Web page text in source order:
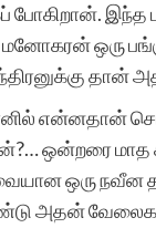
போகிறான். இந்த
ஒரு
தான்
என்னதான்
ஒன்றரை மாத
ஒரு நவீன
அதன்